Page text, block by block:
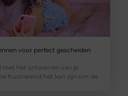
voor perfect gescheiden
met het ontwarren van je
frustrerend het kan zijn om de